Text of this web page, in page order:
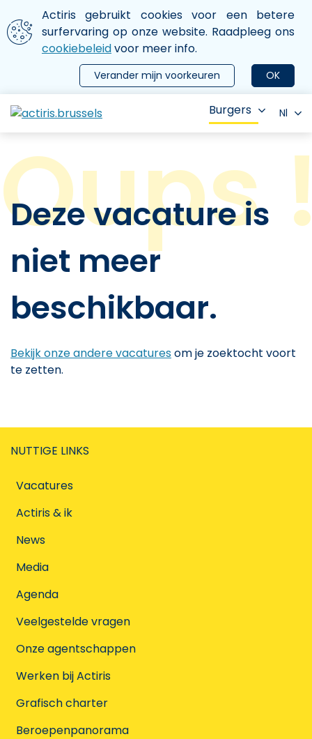
Aller au contenu principal
We gebruiken cookies
Actiris gebruikt cookies voor een betere
surfervaring op onze website. Raadpleeg ons
cookiebeleidvoor meer info.
OK
Verander mijn voorkeuren
le menu
Burgers Nl
Deze vacature is
niet meer
beschikbaar.
Bekijk onze andere vacaturesom je zoektocht voort
te zetten.
NUTTIGE LINKS
Vacatures
Actiris & ik
News
Media
Agenda
Veelgestelde vragen
Onze agentschappen
Werken bij Actiris
Grafisch charter
Beroepenpanorama